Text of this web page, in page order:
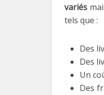
variés
tels que :
Des
Des
Un
Des